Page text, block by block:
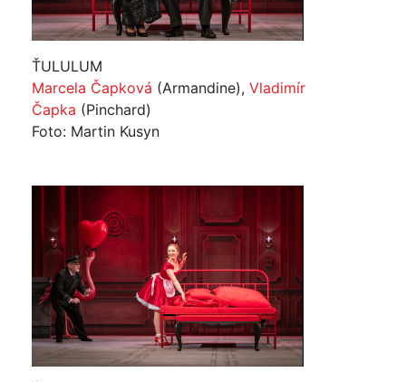
ŤULULUM
Marcela Čapková (Armandine), Vladimír
Čapka (Pinchard)
Foto: Martin Kusyn